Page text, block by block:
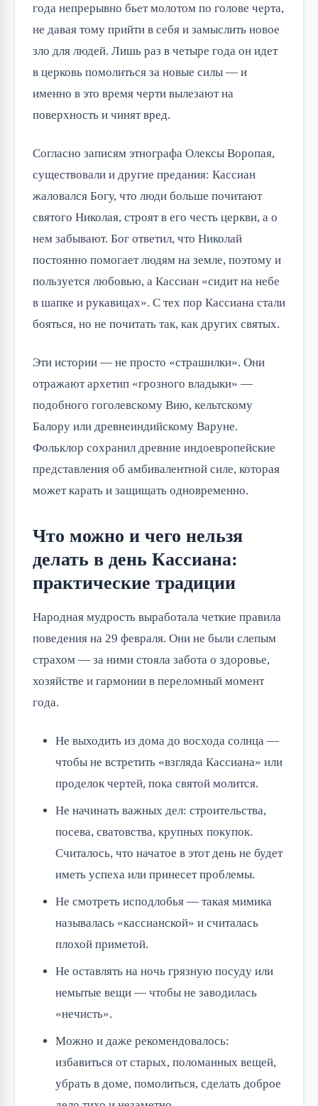
года непрерывно бьет молотом по голове черта,
не давая тому прийти в себя и замыслить новое
зло для людей. Лишь раз в четыре года он идет
в церковь помолиться за новые силы — и
именно в это время черти вылезают на
поверхность и чинят вред.
Согласно записям этнографа Олексы Воропая,
существовали и другие предания: Кассиан
жаловался Богу, что люди больше почитают
святого Николая, строят в его честь церкви, а о
нем забывают. Бог ответил, что Николай
постоянно помогает людям на земле, поэтому и
пользуется любовью, а Кассиан «сидит на небе
в шапке и рукавицах». С тех пор Кассиана стали
бояться, но не почитать так, как других святых.
Эти истории — не просто «страшилки». Они
отражают архетип «грозного владыки» —
подобного гоголевскому Вию, кельтскому
Балору или древнеиндийскому Варуне.
Фольклор сохранил древние индоевропейские
представления об амбивалентной силе, которая
может карать и защищать одновременно.
Что можно и чего нельзя
делать в день Кассиана:
практические традиции
Народная мудрость выработала четкие правила
поведения на 29 февраля. Они не были слепым
страхом — за ними стояла забота о здоровье,
хозяйстве и гармонии в переломный момент
года.
Не выходить из дома до восхода солнца —
чтобы не встретить «взгляда Кассиана» или
проделок чертей, пока святой молится.
Не начинать важных дел: строительства,
посева, сватовства, крупных покупок.
Считалось, что начатое в этот день не будет
иметь успеха или принесет проблемы.
Не смотреть исподлобья — такая мимика
называлась «кассианской» и считалась
плохой приметой.
Не оставлять на ночь грязную посуду или
немытые вещи — чтобы не заводилась
«нечисть».
Можно и даже рекомендовалось:
избавиться от старых, поломанных вещей,
убрать в доме, помолиться, сделать доброе